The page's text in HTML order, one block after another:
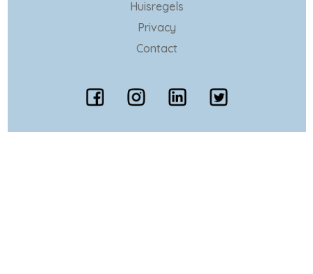
Huisregels
Privacy
Contact